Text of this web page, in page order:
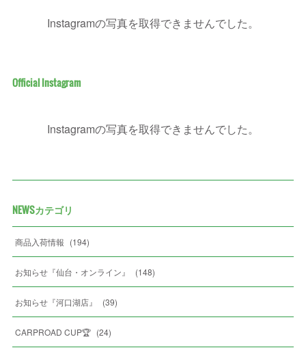
Instagramの写真を取得できませんでした。
Official Instagram
Instagramの写真を取得できませんでした。
NEWSカテゴリ
商品入荷情報 (194)
お知らせ『仙台・オンライン』 (148)
お知らせ『河口湖店』 (39)
CARPROAD CUP🏆 (24)